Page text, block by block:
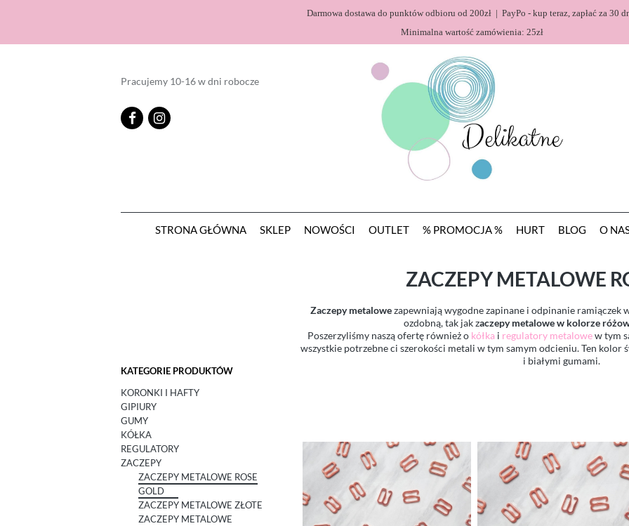
Darmowa dostawa do punktów odbioru od 200zł | PayPo - kup teraz, zapłać za 30
Minimalna wartość zamówienia: 25zł
Pracujemy 10-16 w dni robocze
STRONA GŁÓWNA SKLEP NOWOŚCI OUTLET % PROMOCJA % HURT BLOG O
KATEGORIE PRODUKTÓW
KORONKI I HAFTY
GIPIURY
GUMY
KÓŁKA
REGULATORY
ZACZEPY
ZACZEPY METALOWE ROSE
GOLD
ZACZEPY METALOWE ZŁOTE
ZACZEPY METALOWE
ZACZEPY METALOWE
Zaczepy metalowezapewniają wygodne zapinane i odpinanie ramiączek
ozdobną, tak jak zaczepy metalowe w kolorze
Poszerzyliśmy naszą ofertę również o kółka i regulatory metalowew tym
wszystkie potrzebne ci szerokości metali w tym samym odcieniu. Ten kolor
i białymi gumami.